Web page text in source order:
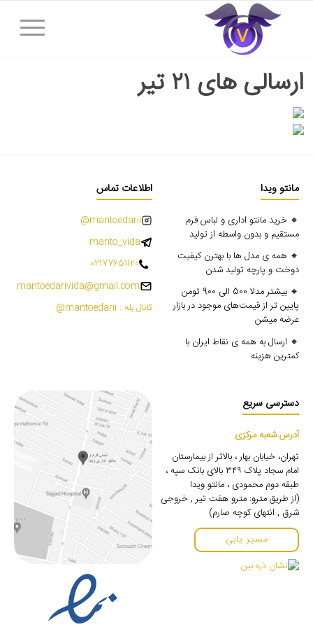
ارسالی های ۲۱ تیر
مانتو ویدا
🔸 خرید مانتو اداری و لباس فرم
مستقیم و بدون واسطه از تولید
🔸 همه ی مدل ها با بهترن کیفیت
دوخت و پارچه تولید شدن
🔸 بیشتر مدلا 500 الی 900 تومن
پایین تر از قیمت‌های موجود در بازار
عرضه میشن
🔸 ارسال به همه ی نقاط ایران با
کمترین هزینه
اطلاعات تماس
mantoedarii@
manto_vida
02177651120
mantoedarivida@gmail.com
کانال بله : mantoedarii@
دسترسی سریع
آدرس شعبه مرکزی
تهران، خیابان بهار ، بالاتر از بیمارستان
امام سجاد پلاک ۳۴۹ بالای بانک سپه ،
طبقه دوم محمودی ، مانتو ویدا
(از طریق مترو: مترو هفت تیر , خروجی
شرق , انتهای کوچه صارم)
مسیر یابی